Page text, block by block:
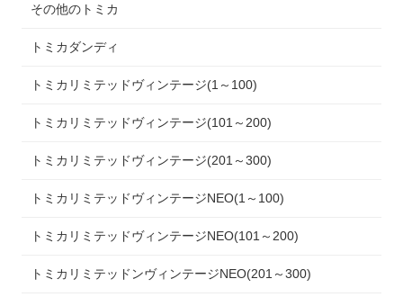
その他のトミカ
トミカダンディ
トミカリミテッドヴィンテージ(1～100)
トミカリミテッドヴィンテージ(101～200)
トミカリミテッドヴィンテージ(201～300)
トミカリミテッドヴィンテージNEO(1～100)
トミカリミテッドヴィンテージNEO(101～200)
トミカリミテッドンヴィンテージNEO(201～300)